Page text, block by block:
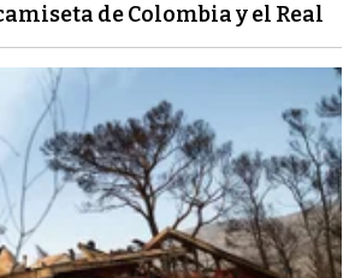
de Colombia y el Real